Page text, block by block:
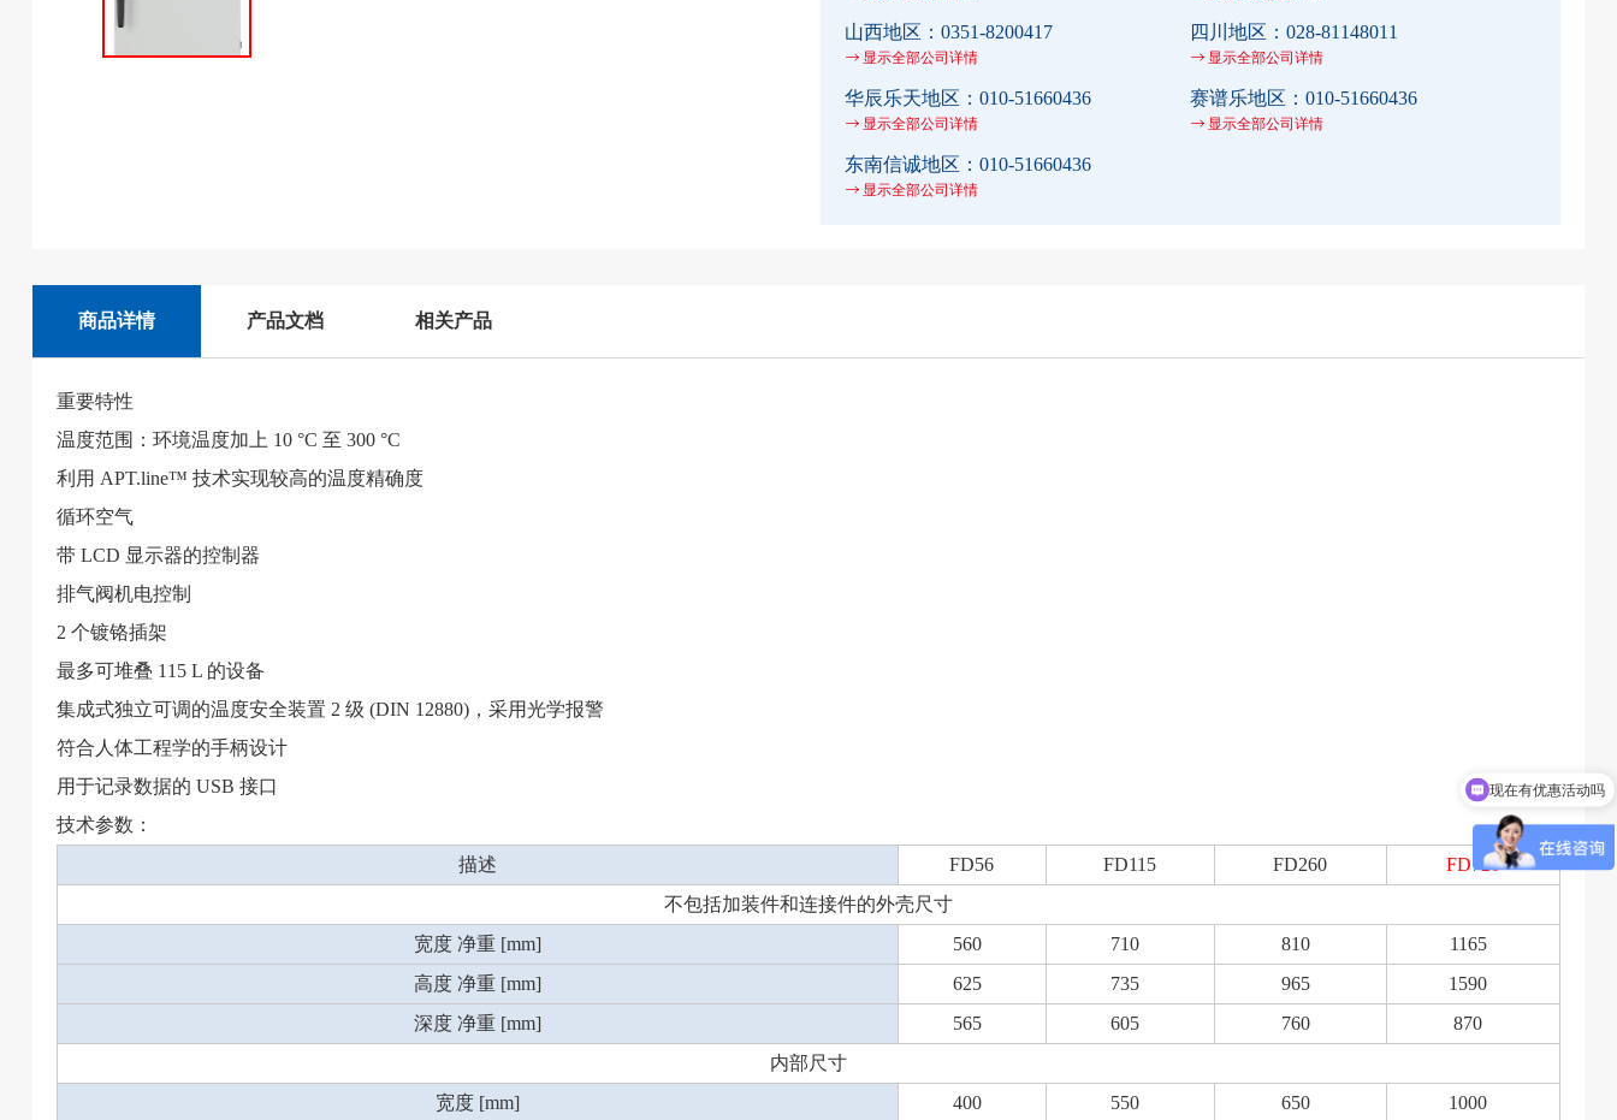
山西地区： 0351-8200417
显示全部公司详情
四川地区：028-81148011
显示全部公司详情
华辰乐天地区： 010-51660436
显示全部公司详情
赛谱乐地区：010-51660436
显示全部公司详情
东南信诚地区： 010-51660436
显示全部公司详情
商品详情 产品文档 相关产品
重要特性
温度范围：环境温度加上 10 °C 至 300 °C
利用 APT.line™ 技术实现较高的温度精确度
循环空气
带 LCD 显示器的控制器
排气阀机电控制
2 个镀铬插架
最多可堆叠 115 L 的设备
集成式独立可调的温度安全装置 2 级 (DIN 12880)，采用光学报警
符合人体工程学的手柄设计
用于记录数据的 USB 接口
技术参数：
描述
FD56 FD115 FD260
FD720
不包括加装件和连接件的外壳尺寸
宽度 净重 [mm]
560 710 810
1165
高度 净重 [mm]
625 735 965
1590
深度 净重 [mm]
565 605 760
870
内部尺寸
宽度 [mm]
400 550 650
1000
现在有优惠活动吗